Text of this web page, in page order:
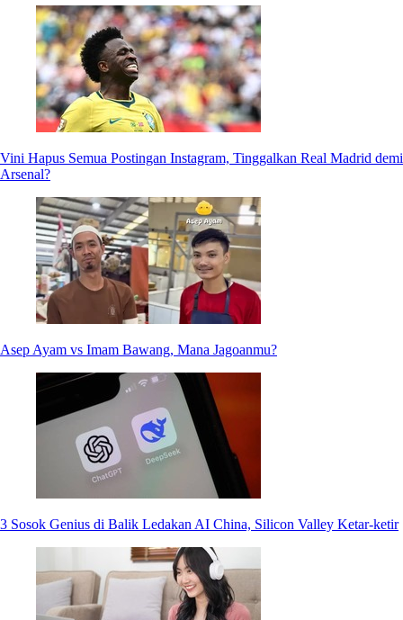
Vini Hapus Semua Postingan Instagram, Tinggalkan Real Madrid demi
Arsenal?
Asep Ayam vs Imam Bawang, Mana Jagoanmu?
3 Sosok Genius di Balik Ledakan AI China, Silicon Valley Ketar-ketir